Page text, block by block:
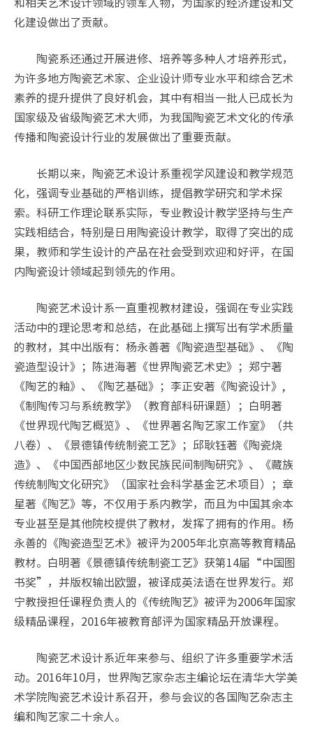
化建设做出了贡献。
陶瓷系还通过开展进修、培养等多种人才培养形式，
为许多地方陶瓷艺术家、企业设计师专业水平和综合艺术
素养的提升提供了良好机会，其中有相当一批人已成长为
国家级及省级陶瓷艺术大师，为我国陶瓷艺术文化的传承
传播和陶瓷设计行业的发展做出了重要贡献。
长期以来，陶瓷艺术设计系重视学风建设和教学规范
化，强调专业基础的严格训练，提倡教学研究和学术探
索。科研工作理论联系实际，专业教设计教学坚持与生产
实践相结合，特别是日用陶瓷设计教学，取得了突出的成
果，教师和学生设计的产品在社会受到欢迎和好评，在国
内陶瓷设计领域起到领先的作用。
陶瓷艺术设计系一直重视教材建设，强调在专业实践
活动中的理论思考和总结，在此基础上撰写出有学术质量
的教材，其中出版有：杨永善著《陶瓷造型基础》、《陶
瓷造型设计》；陈进海著《世界陶瓷艺术史》；郑宁著
《陶艺的釉》、《陶艺基础》；李正安著《陶瓷设计》,
《制陶传习与系统教学》（教育部科研课题）；白明著
《世界现代陶艺概览》、《世界著名陶艺家工作室》（共
八卷）、《景德镇传统制瓷工艺》；邱耿钰著《陶瓷烧
造》、《中国西部地区少数民族民间制陶研究》、《藏族
传统制陶文化研究》（国家社会科学基金艺术项目）；章
星著《陶艺》等，不仅用于系内教学，而且为中国其余本
专业甚至是其他院校提供了教材，发挥了拥有的作用。杨
永善的《陶瓷造型艺术》被评为2005年北京高等教育精品
教材。白明著《景德镇传统制瓷工艺》获第14届“中国图
书奖”，并版权输出欧盟，被译成英法语在世界发行。郑
宁教授担任课程负责人的《传统陶艺》被评为2006年国家
级精品课程，2016年被教育部评为国家精品开放课程。
陶瓷艺术设计系近年来参与、组织了许多重要学术活
动。2016年10月，世界陶艺家杂志主编论坛在清华大学美
术学院陶瓷艺术设计系召开，参与会议的各国陶艺杂志主
编和陶艺家二十余人。